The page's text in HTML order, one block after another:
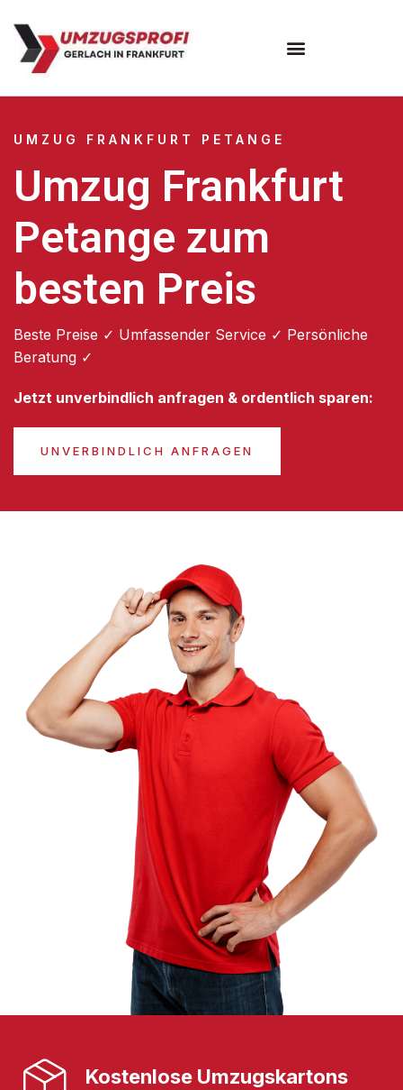
UMZUG FRANKFURT PETANGE
Umzug Frankfurt
Petange zum
besten Preis
Beste Preise ✓ Umfassender Service ✓ Persönliche
Beratung ✓
Jetzt unverbindlich anfragen & ordentlich sparen:
UNVERBINDLICH ANFRAGEN
Kostenlose Umzugskartons